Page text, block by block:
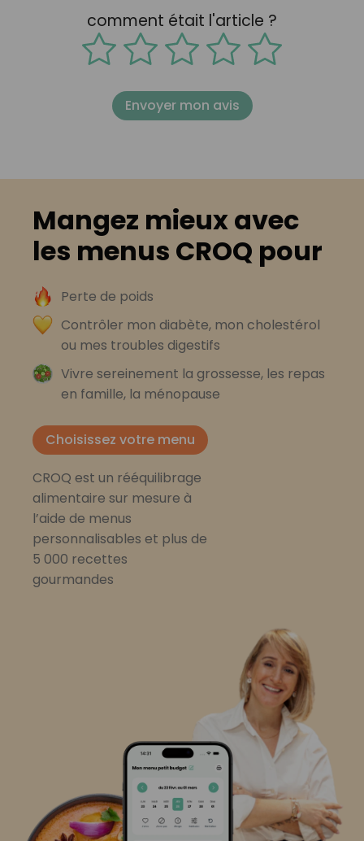
comment était l'article ?
Envoyer mon avis
Mangez mieux avec
les menus CROQ pour
Perte de poids
Contrôler mon diabète, mon cholestérol
ou mes troubles digestifs
Vivre sereinement la grossesse, les repas
en famille, la ménopause
Choisissez votre menu
CROQ est un rééquilibrage
alimentaire sur mesure à
l’aide de menus
personnalisables et plus de
5 000 recettes
gourmandes